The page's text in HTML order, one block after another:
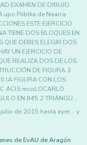
EXAMEN DE DIBUJO
upo Piiblka de Naarra
ESTE EJERCICIO
TIENE DOS BLOQUES EN
QUE DEBES ELEGIR DOS
UN EJERCICIO DE
REALIZA DOS DE LOS
DE FIGURA 3
lA FIGURA CON LOS
AClS mcoLOCARLO
EN 845 2 TRIÁNGU…
de 2015 hasta ayer... y
de EvAU de Aragón